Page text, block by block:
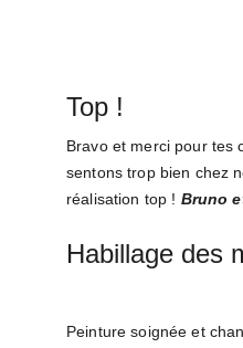
Habillage des
Peinture soignée et
Bravo et merci pour tes
sentons trop bien chez
réalisation top ! Bruno
Top !